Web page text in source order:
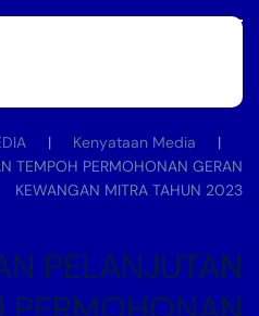
Kenyataan Media
TEMPOH PERMOHONAN GERAN
KEWANGAN MITRA TAHUN 2023
PELANJUTAN